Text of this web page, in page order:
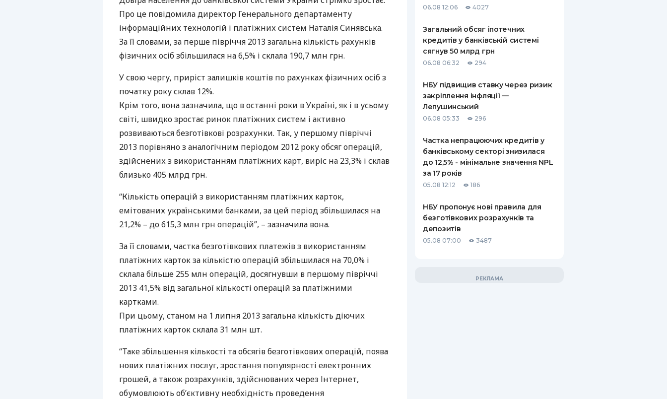
РЕЙТИНГ ДЕБЕТОВИХ
КАРТОК
ЩОМІСЯЧНИЙ ОГЛЯД
КЕШБЕКУ
ПУТІВНИКИ ПО
СТРАХУВАННЮ
ВСІ СТРАХОВІ ПОЛІСИ
СТРАХОВІ КОМПАНІЇ
ВІДГУКИ ПРО СТРАХОВІ
КОМПАНІЇ
Про це повідомила директор Генерального департаменту
інформаційних технологій і платіжних систем Наталія Синявська.
За її словами, за перше півріччя 2013 загальна кількість рахунків
фізичних осіб збільшилася на 6,5% і склала 190,7 млн грн.
У свою чергу, приріст залишків коштів по рахунках фізичних осіб з
початку року склав 12%.
Крім того, вона зазначила, що в останні роки в Україні, як і в усьому
світі, швидко зростає ринок платіжних систем і активно
розвиваються безготівкові розрахунки. Так, у першому півріччі
2013 порівняно з аналогічним періодом 2012 року обсяг операцій,
здійснених з використанням платіжних карт, виріс на 23,3% і склав
близько 405 млрд грн.
“Кількість операцій з використанням платіжних карток,
емітованих українськими банками, за цей період збільшилася на
21,2% – до 615,3 млн грн операцій”, – зазначила вона.
За її словами, частка безготівкових платежів з використанням
платіжних карток за кількістю операцій збільшилася на 70,0% і
склала більше 255 млн операцій, досягнувши в першому півріччі
2013 41,5% від загальної кількості операцій за платіжними
картками.
При цьому, станом на 1 липня 2013 загальна кількість діючих
платіжних карток склала 31 млн шт.
“Таке збільшення кількості та обсягів безготівкових операцій, поява
нових платіжних послуг, зростання популярності електронних
грошей, а також розрахунків, здійснюваних через Інтернет,
обумовлюють об’єктивну необхідність проведення
06.08 12:06 4027
Загальний обсяг іпотечних
кредитів у банківській системі
сягнув 50 млрд грн
06.08 06:32 294
НБУ підвищив ставку через ризик
закріплення інфляції —
Лепушинський
06.08 05:33 296
Частка непрацюючих кредитів у
банківському секторі знизилася
до 12,5% - мінімальне значення NPL
за 17 років
05.08 12:12 186
НБУ пропонує нові правила для
безготівкових розрахунків та
депозитів
05.08 07:00 3487